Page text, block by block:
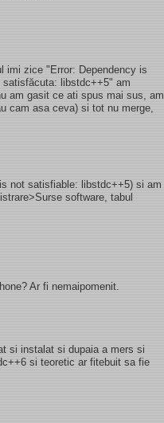
imi zice "Error: Dependency is
libstdc++5" am
am gasit ce ati spus mai sus, am
cam asa ceva) si tot nu merge,
not satisfiable: libstdc++5) si am
software, tabul
Ar fi nemaipomenit.
si instalat si dupaia a mers si
si teoretic ar fitebuit sa fie